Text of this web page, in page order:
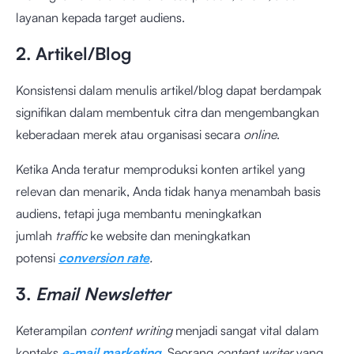
layanan kepada target audiens.
2. Artikel/Blog
Konsistensi dalam menulis artikel/blog dapat berdampak
signifikan dalam membentuk citra dan mengembangkan
keberadaan merek atau organisasi secara online.
Ketika Anda teratur memproduksi konten artikel yang
relevan dan menarik, Anda tidak hanya menambah basis
audiens, tetapi juga membantu meningkatkan
jumlah traffic ke website dan meningkatkan
potensi conversion rate.
3. Email Newsletter
Keterampilan content writingmenjadi sangat vital dalam